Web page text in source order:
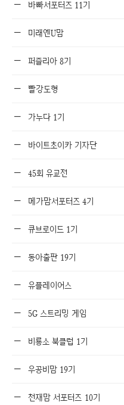
바빠서포터즈 11기
미래엔U맘
퍼즐리아 8기
빨강도형
가누다 1기
바이트초이카 기자단
45회 유교전
메가맘서포터즈 4기
큐브로이드 1기
동아출판 19기
유플레이어스
5G 스트리밍 게임
비룡소 북클럽 1기
우공비맘 19기
천재맘 서포터즈 10기